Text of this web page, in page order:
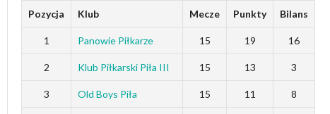
Pozycja Klub Mecze Punkty Bilans
1 Panowie Piłkarze 15 19 16
2 Klub Piłkarski Piła III 15 13 3
3 Old Boys Piła 15 11 8